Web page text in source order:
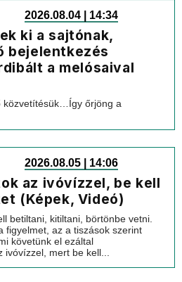
2026.08.04 | 14:34
ki a sajtónak,
bejelentkezés
a melósaival
közvetítésük…Így őrjöng a
2026.08.05 | 14:06
az ivóvízzel, be kell
(Képek, Videó)
betiltani, kitiltani, börtönbe vetni.
figyelmet, az a tiszások szerint
követünk el ezáltal
mert be kell...